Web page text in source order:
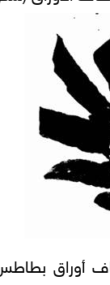
التفاف أوراق